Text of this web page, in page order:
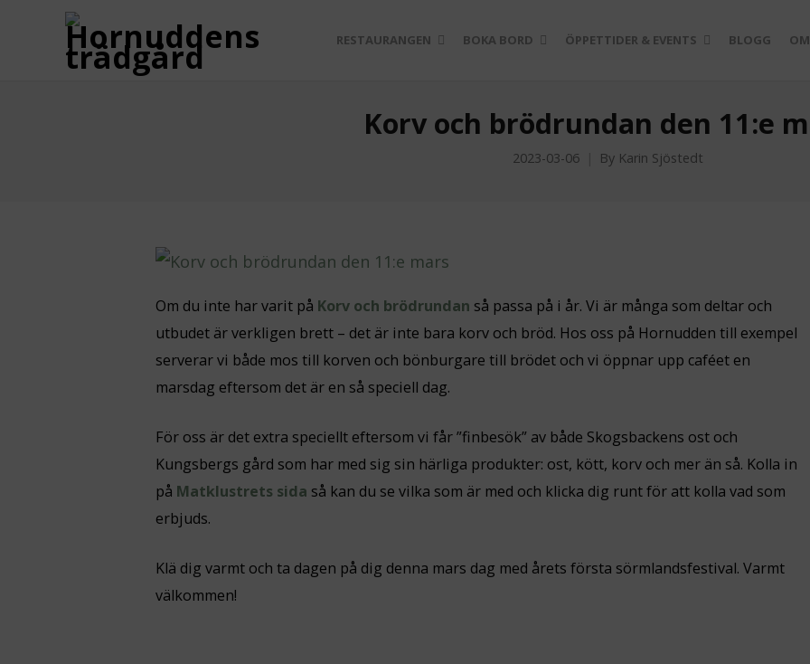
RESTAURANGEN BOKA BORD ÖPPETTIDER & EVENTS BLOGG
Korv och brödrundan den 11:e
2023-03-06 By Karin Sjöstedt
Om du inte har varit på Korv och brödrundan så passa på i år. Vi är många som deltar och
utbudet är verkligen brett – det är inte bara korv och bröd. Hos oss på Hornudden till exempel
serverar vi både mos till korven och bönburgare till brödet och vi öppnar upp caféet en
marsdag eftersom det är en så speciell dag.
För oss är det extra speciellt eftersom vi får ”finbesök” av både Skogsbackens ost och
Kungsbergs gård som har med sig sin härliga produkter: ost, kött, korv och mer än så. Kolla in
på Matklustrets sida så kan du se vilka som är med och klicka dig runt för att kolla vad som
erbjuds.
Klä dig varmt och ta dagen på dig denna mars dag med årets första sörmlandsfestival. Varmt
välkommen!